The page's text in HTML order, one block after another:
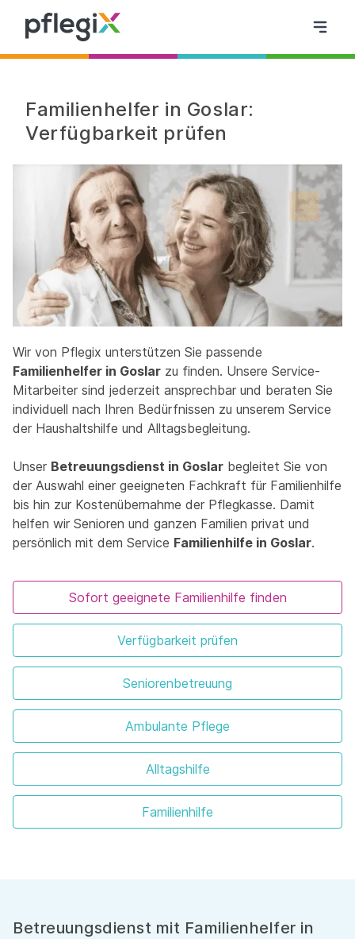
Familienhelfer in Goslar:
Verfügbarkeit prüfen
Wir von Pflegix unterstützen Sie passende
Familienhelfer in Goslar zu finden. Unsere Service-
Mitarbeiter sind jederzeit ansprechbar und beraten Sie
individuell nach Ihren Bedürfnissen zu unserem Service
der Haushaltshilfe und Alltagsbegleitung.
Unser Betreuungsdienst in Goslar begleitet Sie von
der Auswahl einer geeigneten Fachkraft für Familienhilfe
bis hin zur Kostenübernahme der Pflegkasse. Damit
helfen wir Senioren und ganzen Familien privat und
persönlich mit dem Service Familienhilfe in Goslar.
Sofort geeignete Familienhilfe finden
Verfügbarkeit prüfen
Seniorenbetreuung
Ambulante Pflege
Alltagshilfe
Familienhilfe
Betreuungsdienst mit Familienhelfer in